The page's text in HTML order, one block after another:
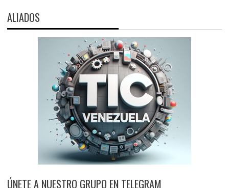
ALIADOS
ÚNETE A NUESTRO GRUPO EN TELEGRAM